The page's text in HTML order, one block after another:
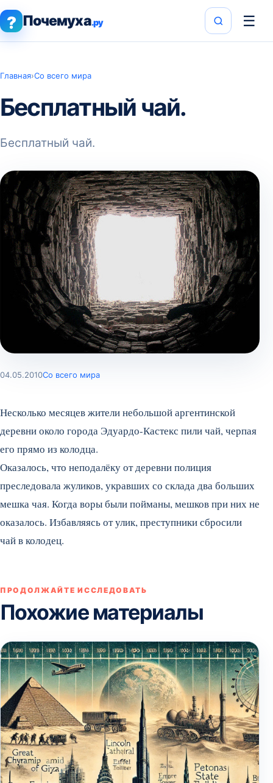
? Почемуха.ру ☰
Главная›Со всего мира
Бесплатный чай.
Бесплатный чай.
04.05.2010Со всего мира
Несколько месяцев жители небольшой аргентинской
деревни около города Эдуардо-Кастекс пили чай, черпая
его прямо из колодца.
Оказалось, что неподалёку от деревни полиция
преследовала жуликов, укравших со склада два больших
мешка чая. Когда воры были пойманы, мешков при них не
оказалось. Избавляясь от улик, преступники сбросили
чай в колодец.
ПРОДОЛЖАЙТЕ ИССЛЕДОВАТЬ
Похожие материалы